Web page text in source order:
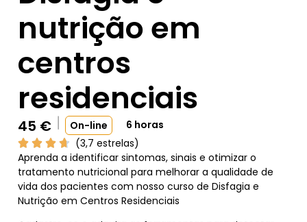
nutrição em
centros
residenciais
45 € On-line
6 horas
(3,7 estrelas)
Aprenda a identificar sintomas, sinais e otimizar o
tratamento nutricional para melhorar a qualidade de
vida dos pacientes com nosso curso de Disfagia e
Nutrição em Centros Residenciais